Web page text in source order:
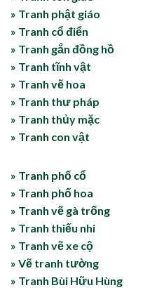
» Tranh phật giáo
» Tranh cổ điển
» Tranh gắn đồng hồ
» Tranh tĩnh vật
» Tranh vẽ hoa
» Tranh thư pháp
» Tranh thủy mặc
» Tranh con vật
» Tranh phố cổ
» Tranh phố hoa
» Tranh vẽ gà trống
» Tranh thiếu nhi
» Tranh vẽ xe cộ
» Vẽ tranh tường
» Tranh Bùi Hữu Hùng